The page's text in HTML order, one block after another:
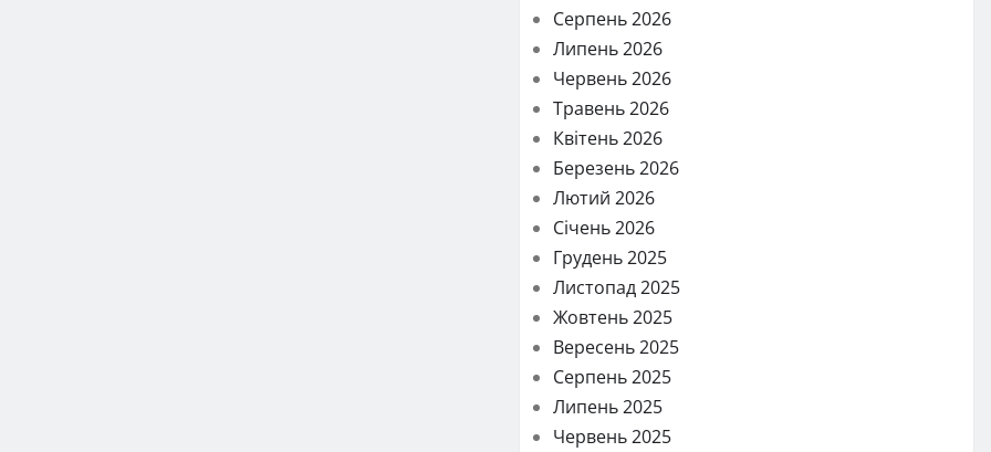
Серпень 2026
Липень 2026
Червень 2026
Травень 2026
Квітень 2026
Березень 2026
Лютий 2026
Січень 2026
Грудень 2025
Листопад 2025
Жовтень 2025
Вересень 2025
Серпень 2025
Липень 2025
Червень 2025